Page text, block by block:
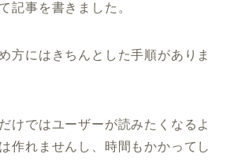
記事を書きました。
方にはきちんとした手順がありま
けではユーザーが読みたくなるよ
作れませんし、時間もかかってし